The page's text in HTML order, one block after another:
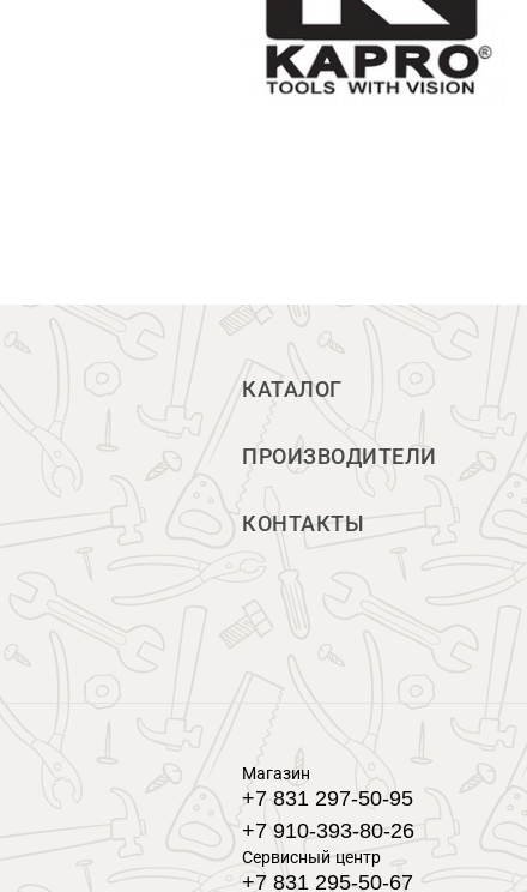
КАТАЛОГ
ПРОИЗВОДИТЕЛИ
КОНТАКТЫ
Магазин
+7 831 297-50-95
+7 910-393-80-26
Сервисный центр
+7 831 295-50-67